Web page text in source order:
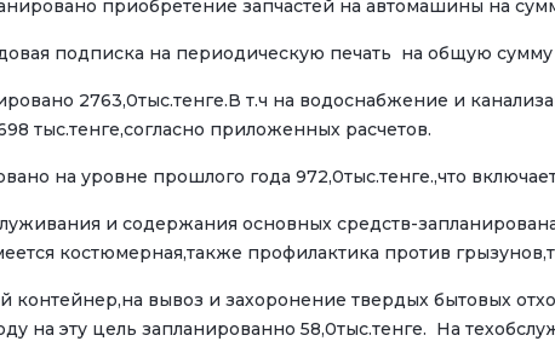
приобретение запчастей на автомашины на
подписка на периодическую печать на общую сумму
2763,0тыс.тенге.В т.ч на водоснабжение и
тыс.тенге,согласно приложенных расчетов.
на уровне прошлого года 972,0тыс.тенге.,что
и содержания основных средств-
костюмерная,также профилактика против
вывоз и захоронение твердых бытовых
на эту цель запланированно 58,0тыс.тенге. На